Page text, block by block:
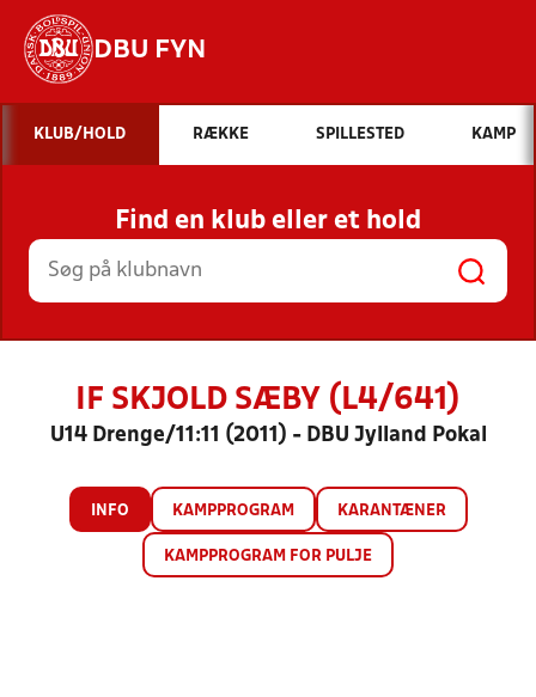
DBU FYN
Hvad vil du søge efter?
INDHOLD OG NYHEDER
STILLINGER, RESULTATER, KLUBBER OG
HOLD
KLUB/HOLD RÆKKE SPILLESTED KAMP
Find en klub eller et hold
IF SKJOLD SÆBY (L4/641)
U14 Drenge/11:11 (2011) - DBU Jylland Pokal
INFO KAMPPROGRAM KARANTÆNER
KAMPPROGRAM FOR PULJE